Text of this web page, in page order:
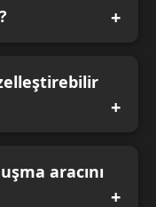
aracını